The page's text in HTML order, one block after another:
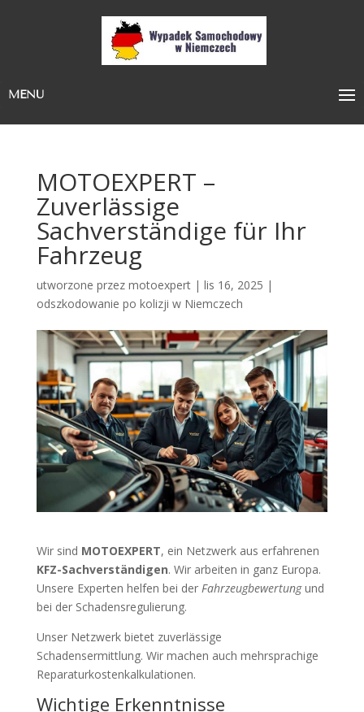
MENU
MOTOEXPERT –
Zuverlässige
Sachverständige für Ihr
Fahrzeug
utworzone przez motoexpert| lis 16, 2025 |
odszkodowanie po kolizji w Niemczech
Wir sind MOTOEXPERT, ein Netzwerk aus erfahrenen
KFZ-Sachverständigen. Wir arbeiten in ganz Europa.
Unsere Experten helfen bei der Fahrzeugbewertungund
bei der Schadensregulierung.
Unser Netzwerk bietet zuverlässige
Schadensermittlung. Wir machen auch mehrsprachige
Reparaturkostenkalkulationen.
Wichtige Erkenntnisse